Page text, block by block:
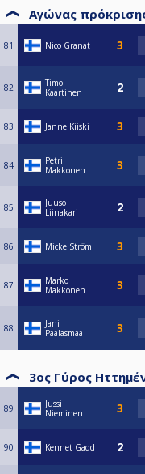
Αγώνας
81 Nico Granat
82
Timo
Kaartinen
83 Janne Kiiski
84
Petri
Makkonen
85
Juuso
Liinakari
86 Micke Ström
87
Marko
Makkonen
88
Jani
Paalasmaa
3ος Γύρος
89
Jussi
Nieminen
90 Kennet Gadd